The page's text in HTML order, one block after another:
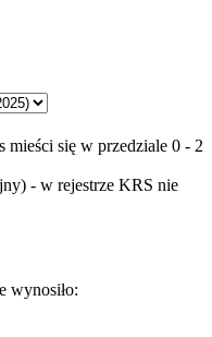
mieści się w przedziale 0 - 2
- w rejestrze KRS nie
wynosiło: